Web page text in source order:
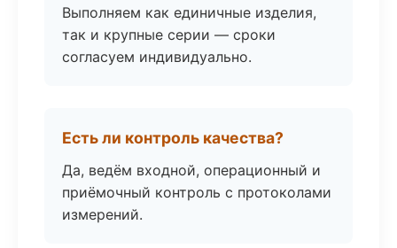
Выполняем как единичные изделия,
так и крупные серии — сроки
согласуем индивидуально.
Есть ли контроль качества?
Да, ведём входной, операционный и
приёмочный контроль с протоколами
измерений.